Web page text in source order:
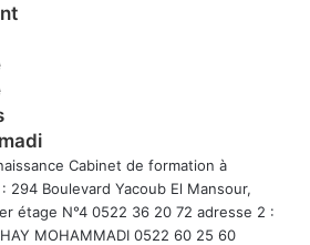
Cabinet de formation à
Boulevard Yacoub El Mansour,
étage N°4 0522 36 20 72 adresse 2 :
MOHAMMADI 0522 60 25 60